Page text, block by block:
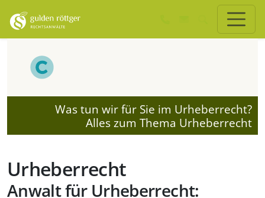
Was tun wir für Sie im Urheberrecht?
Alles zum Thema Urheberrecht
Urheberrecht
Anwalt für Urheberrecht: